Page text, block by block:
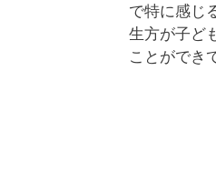
で特に感じ
生方が子ど
ことができ